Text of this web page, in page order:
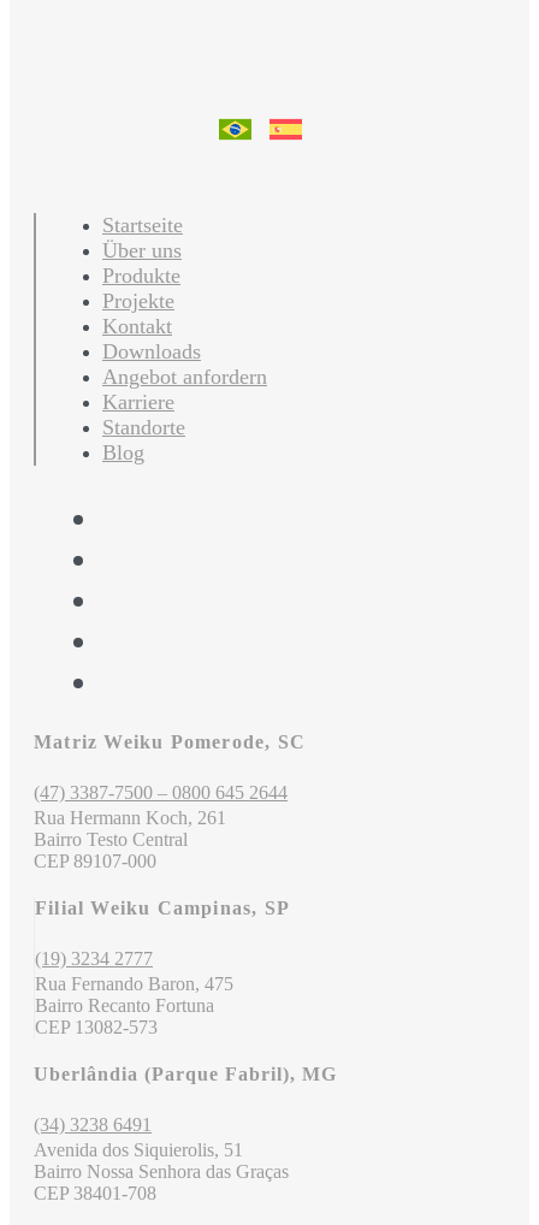
Startseite
Über uns
Produkte
Projekte
Kontakt
Downloads
Angebot anfordern
Karriere
Standorte
Blog
Matriz Weiku Pomerode, SC
(47) 3387-7500 – 0800 645 2644
Rua Hermann Koch, 261
Bairro Testo Central
CEP 89107-000
Filial Weiku Campinas, SP
(19) 3234 2777
Rua Fernando Baron, 475
Bairro Recanto Fortuna
CEP 13082-573
Uberlândia (Parque Fabril), MG
(34) 3238 6491
Avenida dos Siquierolis, 51
Bairro Nossa Senhora das Graças
CEP 38401-708